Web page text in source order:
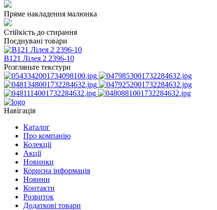
Пряме накладення малюнка
Стійкість до стирання
Поєднувані товари
B121 Лілея 2 2396-10
Розгляньте текстури
Навігація
Каталог
Про компанію
Колекції
Акції
Новинки
Корисна інформація
Новини
Контакти
Розвиток
Додаткові товари